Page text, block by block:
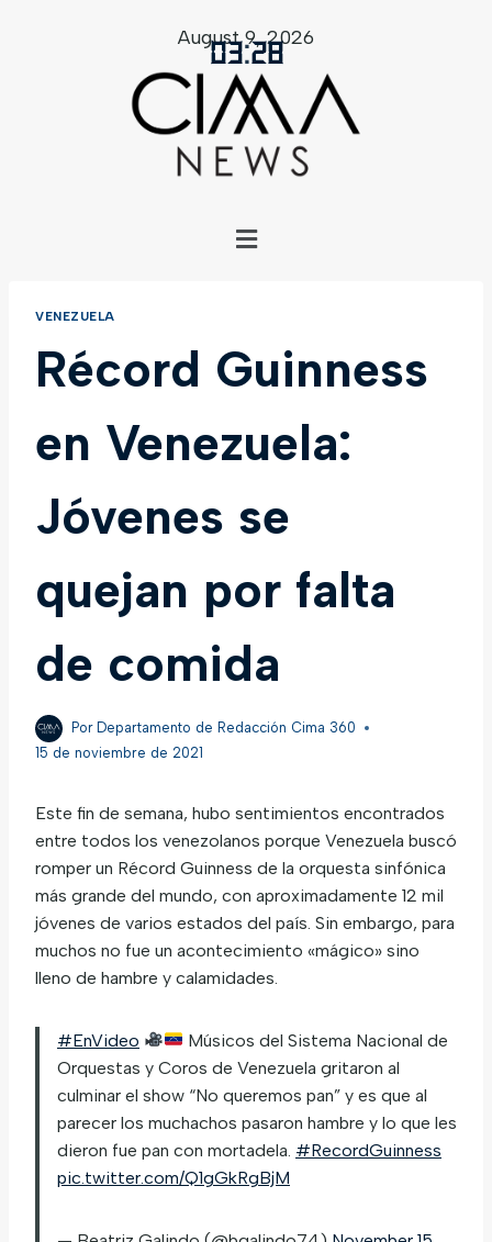
03:28
August 9, 2026
VENEZUELA
Récord Guinness
en Venezuela:
Jóvenes se
quejan por falta
de comida
Por Departamento de Redacción Cima 360
15 de noviembre de 2021
Este fin de semana, hubo sentimientos encontrados
entre todos los venezolanos porque Venezuela buscó
romper un Récord Guinness de la orquesta sinfónica
más grande del mundo, con aproximadamente 12 mil
jóvenes de varios estados del país. Sin embargo, para
muchos no fue un acontecimiento «mágico» sino
lleno de hambre y calamidades.
#EnVideo
Músicos del Sistema Nacional de
Orquestas y Coros de Venezuela gritaron al
culminar el show “No queremos pan” y es que al
parecer los muchachos pasaron hambre y lo que les
dieron fue pan con mortadela. #RecordGuinness
pic.twitter.com/Q1gGkRgBjM